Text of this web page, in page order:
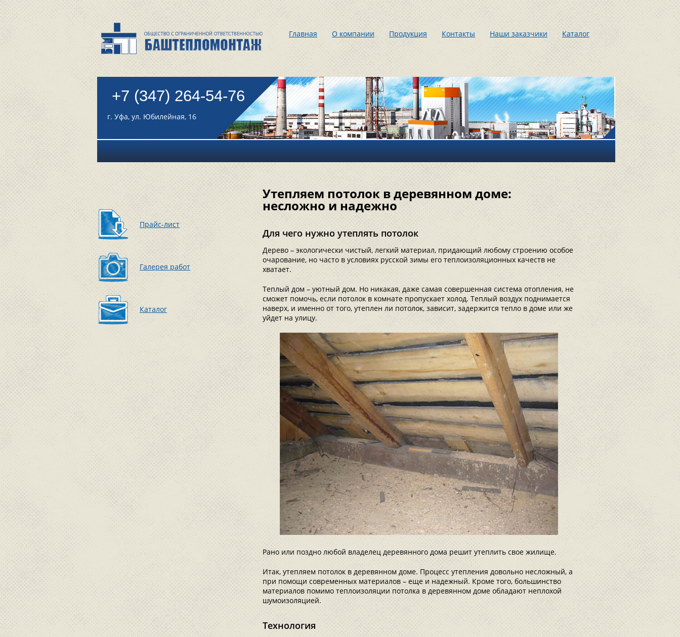
Главная О компании Продукция Контакты Наши заказчики Каталог
+7 (347) 264-54-76
г. Уфа, ул. Юбилейная, 16
Прайс-лист
Галерея работ
Каталог
Утепляем потолок в деревянном доме:
несложно и надежно
Для чего нужно утеплять потолок
Дерево – экологически чистый, легкий материал, придающий любому строению особое
очарование, но часто в условиях русской зимы его теплоизоляционных качеств не
хватает.
Теплый дом – уютный дом. Но никакая, даже самая совершенная система отопления, не
сможет помочь, если потолок в комнате пропускает холод. Теплый воздух поднимается
наверх, и именно от того, утеплен ли потолок, зависит, задержится тепло в доме или же
уйдет на улицу.
Рано или поздно любой владелец деревянного дома решит утеплить свое жилище.
Итак, утепляем потолок в деревянном доме. Процесс утепления довольно несложный, а
при помощи современных материалов – еще и надежный. Кроме того, большинство
материалов помимо теплоизоляции потолка в деревянном доме обладают неплохой
шумоизоляцией.
Технология